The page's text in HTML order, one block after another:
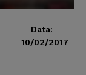
Data:
10/02/2017